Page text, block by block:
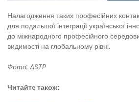
Налагодження таких професійних
для подальшої інтеграції української
до міжнародного професійного
видимості на глобальному рівні.
Фото: ASTP
Читайте також: